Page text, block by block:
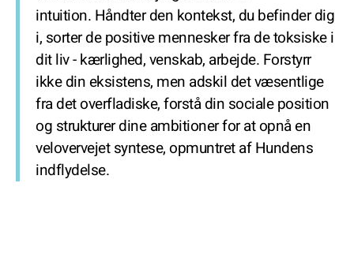
intuition. Håndter den kontekst, du befinder dig
i, sorter de positive mennesker fra de toksiske i
dit liv - kærlighed, venskab, arbejde. Forstyrr
ikke din eksistens, men adskil det væsentlige
fra det overfladiske, forstå din sociale position
og strukturer dine ambitioner for at opnå en
velovervejet syntese, opmuntret af Hundens
indflydelse.